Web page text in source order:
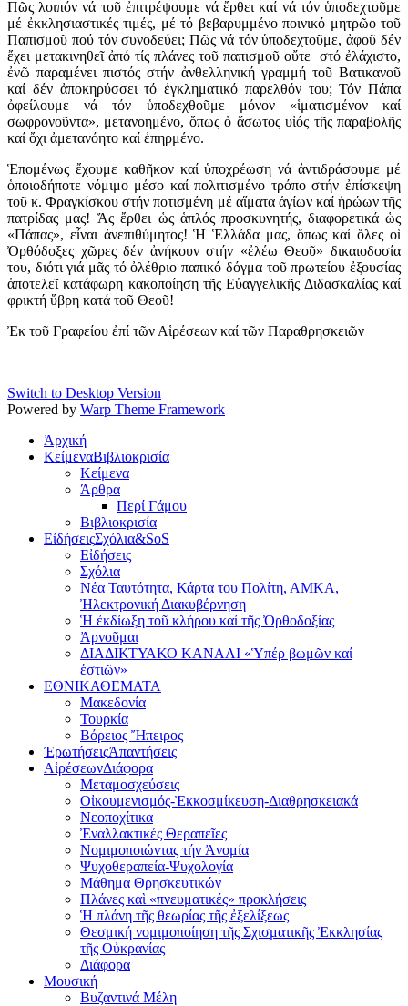
Πῶς λοιπόν νά τοῦ ἐπιτρέψουμε νά ἔρθει καί νά τόν ὑποδεχτοῦμε
μέ ἐκκλησιαστικές τιμές, μέ τό βεβαρυμμένο ποινικό μητρῶο τοῦ
Παπισμοῦ πού τόν συνοδεύει; Πῶς νά τόν ὑποδεχτοῦμε, ἀφοῦ δέν
ἔχει μετακινηθεῖ ἀπό τίς πλάνες τοῦ παπισμοῦ οὔτε στό ἐλάχιστο,
ἐνῶ παραμένει πιστός στήν ἀνθελληνική γραμμή τοῦ Βατικανοῦ
καί δέν ἀποκηρύσσει τό ἐγκληματικό παρελθόν του; Τόν Πάπα
ὀφείλουμε νά τόν ὑποδεχθοῦμε μόνον «ἱματισμένον καί
σωφρονοῦντα», μετανοημένο, ὅπως ὁ ἄσωτος υἱός τῆς παραβολῆς
καί ὄχι ἀμετανόητο καί ἐπηρμένο.
Ἑπομένως ἔχουμε καθῆκον καί ὑποχρέωση νά ἀντιδράσουμε μέ
ὁποιοδήποτε νόμιμο μέσο καί πολιτισμένο τρόπο στήν ἐπίσκεψη
τοῦ κ. Φραγκίσκου στήν ποτισμένη μέ αἵματα ἁγίων καί ἡρώων τῆς
πατρίδας μας! Ἄς ἔρθει ὡς ἁπλός προσκυνητής, διαφορετικά ὡς
«Πάπας», εἶναι ἀνεπιθύμητος! Ἡ Ἑλλάδα μας, ὅπως καί ὅλες οἱ
Ὀρθόδοξες χῶρες δέν ἀνήκουν στήν «ἐλέω Θεοῦ» δικαιοδοσία
του, διότι γιά μᾶς τό ὀλέθριο παπικό δόγμα τοῦ πρωτείου ἐξουσίας
ἀποτελεῖ κατάφωρη κακοποίηση τῆς Εὐαγγελικῆς Διδασκαλίας καί
φρικτή ὕβρη κατά τοῦ Θεοῦ!
Ἐκ τοῦ Γραφείου ἐπί τῶν Αἱρέσεων καί τῶν Παραθρησκειῶν
Switch to Desktop Version
Powered by Warp Theme Framework
Ἀρχική
ΚείμεναΒιβλιοκρισία
Κείμενα
Άρθρα
Περί Γάμου
Βιβλιοκρισία
ΕἰδήσειςΣχόλια&SoS
Εἰδήσεις
Σχόλια
Νέα Ταυτότητα, Κάρτα του Πολίτη, ΑΜΚΑ,
Ἠλεκτρονική Διακυβέρνηση
Ἡ ἐκδίωξη τοῦ κλήρου καί τῆς Ὀρθοδοξίας
Ἀρνοῦμαι
ΔΙΑΔΙΚΤΥΑΚΟ ΚΑΝΑΛΙ «Ὑπέρ βωμῶν καί
ἑστιῶν»
ΕΘΝΙΚΑΘΕΜΑΤΑ
Μακεδονία
Τουρκία
Βόρειος Ἤπειρος
ἘρωτήσειςἈπαντήσεις
ΑἱρέσεωνΔιάφορα
Μεταμοσχεύσεις
Οἰκουμενισμός-Ἐκκοσμίκευση-Διαθρησκειακά
Νεοποχίτικα
Ἐναλλακτικές Θεραπεῖες
Νομιμοποιώντας τήν Ἀνομία
Ψυχοθεραπεία-Ψυχολογία
Μάθημα Θρησκευτικών
Πλάνες καὶ «πνευματικές» προκλήσεις
Ἡ πλάνη τῆς θεωρίας τῆς ἐξελίξεως
Θεσμική νομιμοποίηση τῆς Σχισματικῆς Ἐκκλησίας
τῆς Οὐκρανίας
Διάφορα
Μουσική
Βυζαντινά Μέλη